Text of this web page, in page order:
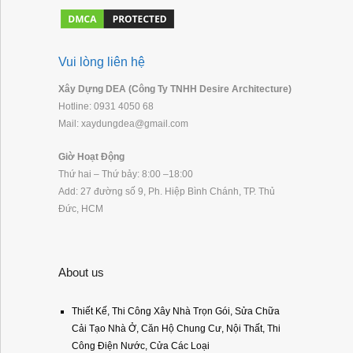
Vui lòng liên hệ
Xây Dựng DEA (Công Ty TNHH Desire Architecture)
Hotline: 0931 4050 68
Mail: xaydungdea@gmail.com
Giờ Hoạt Động
Thứ hai – Thứ bảy: 8:00 –18:00
Add: 27 đường số 9, Ph. Hiệp Bình Chánh, TP. Thủ
Đức, HCM
About us
Thiết Kế, Thi Công Xây Nhà Trọn Gói, Sửa Chữa
Cải Tạo Nhà Ở, Căn Hộ Chung Cư, Nội Thất, Thi
Công Điện Nước, Cửa Các Loại